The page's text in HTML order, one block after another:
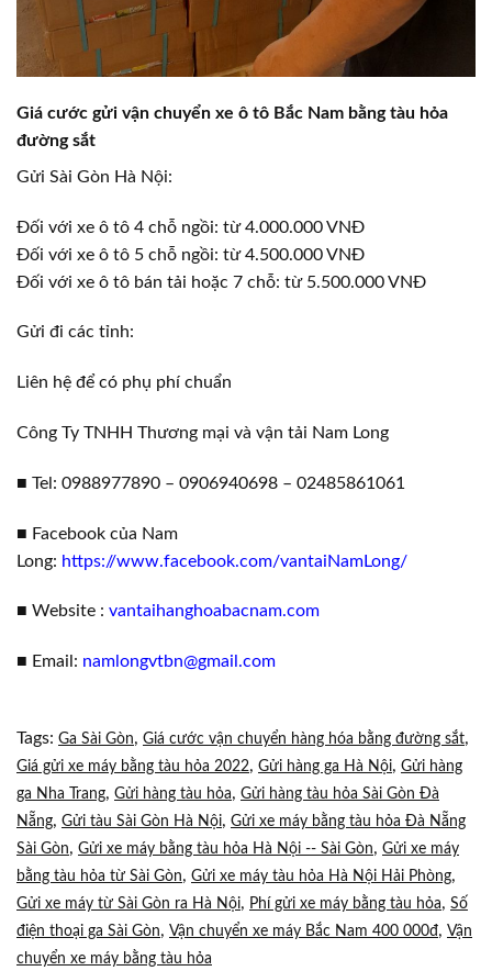
Giá cước gửi vận chuyển xe ô tô Bắc Nam bằng tàu hỏa
đường sắt
Gửi Sài Gòn Hà Nội:
Đối với xe ô tô 4 chỗ ngồi: từ 4.000.000 VNĐ
Đối với xe ô tô 5 chỗ ngồi: từ 4.500.000 VNĐ
Đối với xe ô tô bán tải hoặc 7 chỗ: từ 5.500.000 VNĐ
Gửi đi các tỉnh:
Liên hệ để có phụ phí chuẩn
Công Ty TNHH Thương mại và vận tải Nam Long
■ Tel: 0988977890 – 0906940698 – 02485861061
■ Facebook của Nam
Long: https://www.facebook.com/vantaiNamLong/
■ Website : vantaihanghoabacnam.com
■ Email: namlongvtbn@gmail.com
Tags: Ga Sài Gòn, Giá cước vận chuyển hàng hóa bằng đường sắt,
Giá gửi xe máy bằng tàu hỏa 2022, Gửi hàng ga Hà Nội, Gửi hàng
ga Nha Trang, Gửi hàng tàu hỏa, Gửi hàng tàu hỏa Sài Gòn Đà
Nẵng, Gửi tàu Sài Gòn Hà Nội, Gửi xe máy bằng tàu hỏa Đà Nẵng
Sài Gòn, Gửi xe máy bằng tàu hỏa Hà Nội -- Sài Gòn, Gửi xe máy
bằng tàu hỏa từ Sài Gòn, Gửi xe máy tàu hỏa Hà Nội Hải Phòng,
Gửi xe máy từ Sài Gòn ra Hà Nội, Phí gửi xe máy bằng tàu hỏa, Số
điện thoại ga Sài Gòn, Vận chuyển xe máy Bắc Nam 400 000đ, Vận
chuyển xe máy bằng tàu hỏa